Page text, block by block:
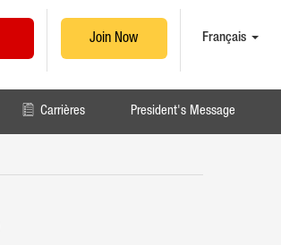
Join Now Français
Carrières President's Message